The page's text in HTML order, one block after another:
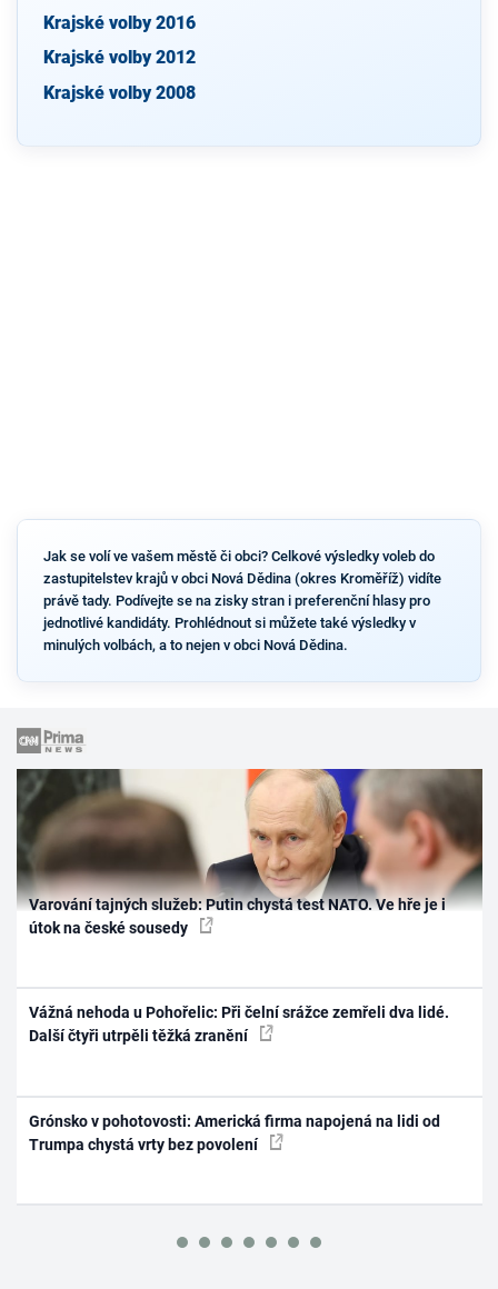
Krajské volby 2016
Krajské volby 2012
Krajské volby 2008
Jak se volí ve vašem městě či obci? Celkové výsledky voleb do
zastupitelstev krajů v obci Nová Dědina (okres Kroměříž) vidíte
právě tady. Podívejte se na zisky stran i preferenční hlasy pro
jednotlivé kandidáty. Prohlédnout si můžete také výsledky v
minulých volbách, a to nejen v obci Nová Dědina.
Varování tajných služeb: Putin chystá test NATO. Ve hře je i
útok na české sousedy
Vážná nehoda u Pohořelic: Při čelní srážce zemřeli dva lidé.
Další čtyři utrpěli těžká zranění
Grónsko v pohotovosti: Americká firma napojená na lidi od
Trumpa chystá vrty bez povolení